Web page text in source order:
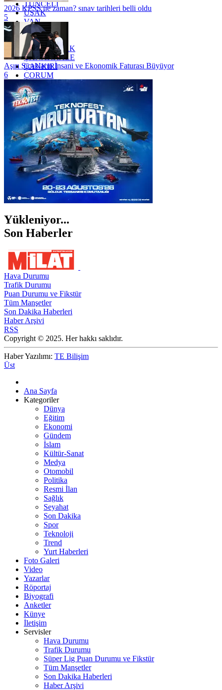
TUNCELİ
UŞAK
VAN
YALOVA
YOZGAT
ZONGULDAK
ÇANAKKALE
ÇANKIRI
ÇORUM
İSTANBUL
İZMİR
ŞANLIURFA
ŞIRNAK
2026 KPSS ne zaman? sınav tarihleri belli oldu
5
Aşırı Sıcakların İnsani ve Ekonomik Faturası Büyüyor
6
Yükleniyor...
Son Haberler
Hava Durumu
Trafik Durumu
Puan Durumu ve Fikstür
Tüm Manşetler
Son Dakika Haberleri
Haber Arşivi
RSS
Copyright © 2025. Her hakkı saklıdır.
Haber Yazılımı: TE Bilişim
Üst
Ana Sayfa
Kategoriler
Dünya
Eğitim
Ekonomi
Gündem
İslam
Kültür-Sanat
Medya
Otomobil
Politika
Resmi İlan
Sağlık
Seyahat
Son Dakika
Spor
Teknoloji
Trend
Yurt Haberleri
Foto Galeri
Video
Yazarlar
Röportaj
Biyografi
Anketler
Künye
İletişim
Servisler
Hava Durumu
Trafik Durumu
Süper Lig Puan Durumu ve Fikstür
Tüm Manşetler
Son Dakika Haberleri
Haber Arşivi